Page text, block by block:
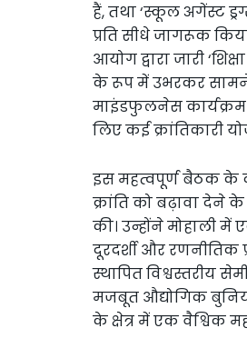
हैं, तथा ‘स्कूल अगेंस्ट
प्रति सीधे जागरूक
आयोग द्वारा जारी
के रूप में उभरकर सामने
माइंडफुलनेस
लिए कई क्रांतिकारी
इस महत्वपूर्ण बैठक के
क्रांति को बढ़ावा देने के
की। उन्होंने मोहाली
दूरदर्शी और रणनीतिक
स्थापित विश्वस्तरीय
मजबूत औद्योगिक
के क्षेत्र में एक वैश्विक